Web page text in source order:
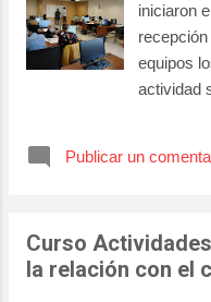
iniciaron
equipos
actividad
Publicar un
Curso
la relación con el